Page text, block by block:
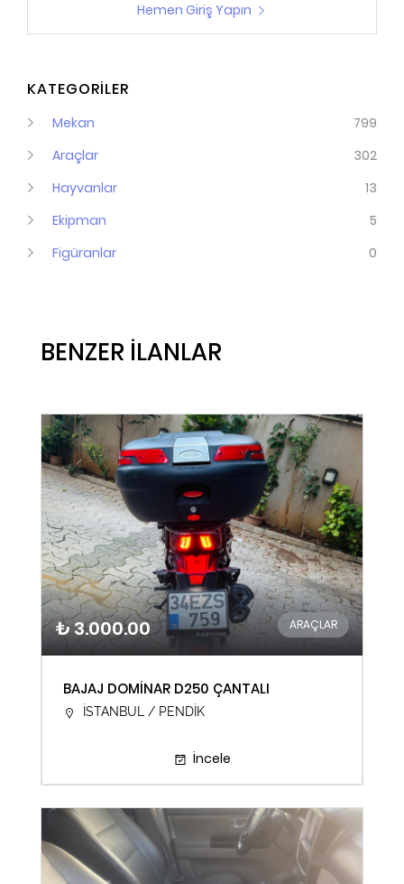
Hemen Giriş Yapın
KATEGORİLER
Mekan
799
Araçlar
302
Hayvanlar
13
Ekipman
5
Figüranlar
0
BENZER İLANLAR
₺ 3.000.00 ARAÇLAR
BAJAJ DOMİNAR D250 ÇANTALI
İSTANBUL / PENDİK
İncele